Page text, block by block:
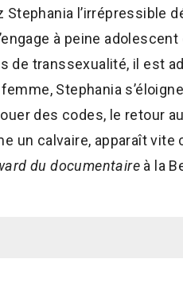
l’irrépressible
à peine
de transsexualité, il est
Stephania
des codes, le retour
un calvaire, apparaît vite
du documentaire à la